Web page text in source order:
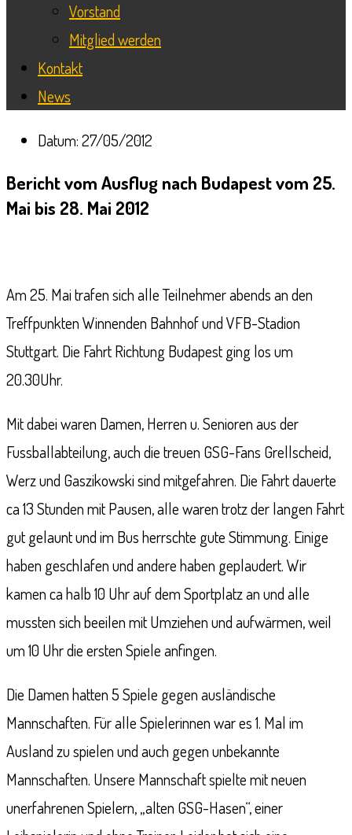
Vorstand
Mitglied werden
Kontakt
News
Datum:27/05/2012
Bericht vom Ausflug nach Budapest vom 25.
Mai bis 28. Mai 2012
Am 25. Mai trafen sich alle Teilnehmer abends an den
Treffpunkten Winnenden Bahnhof und VFB-Stadion
Stuttgart. Die Fahrt Richtung Budapest ging los um
20.30Uhr.
Mit dabei waren Damen, Herren u. Senioren aus der
Fussballabteilung, auch die treuen GSG-Fans Grellscheid,
Werz und Gaszikowski sind mitgefahren. Die Fahrt dauerte
ca 13 Stunden mit Pausen, alle waren trotz der langen Fahrt
gut gelaunt und im Bus herrschte gute Stimmung. Einige
haben geschlafen und andere haben geplaudert. Wir
kamen ca halb 10 Uhr auf dem Sportplatz an und alle
mussten sich beeilen mit Umziehen und aufwärmen, weil
um 10 Uhr die ersten Spiele anfingen.
Die Damen hatten 5 Spiele gegen ausländische
Mannschaften. Für alle Spielerinnen war es 1. Mal im
Ausland zu spielen und auch gegen unbekannte
Mannschaften. Unsere Mannschaft spielte mit neuen
unerfahrenen Spielern, „alten GSG-Hasen“, einer